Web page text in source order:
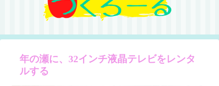
年の瀬に、32インチ液晶テレビをレンタ
ルする